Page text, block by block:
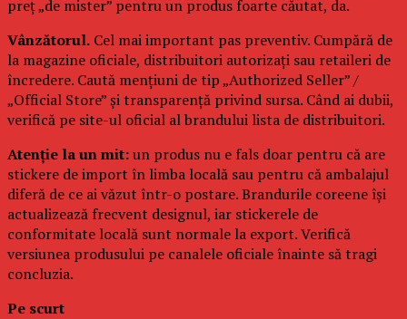
preț „de mister” pentru un produs foarte căutat, da.
Vânzătorul. Cel mai important pas preventiv. Cumpără de
la magazine oficiale, distribuitori autorizați sau retaileri de
încredere. Caută mențiuni de tip „Authorized Seller” /
„Official Store” și transparență privind sursa. Când ai dubii,
verifică pe site-ul oficial al brandului lista de distribuitori.
Atenție la un mit:un produs nu e fals doar pentru că are
stickere de import în limba locală sau pentru că ambalajul
diferă de ce ai văzut într-o postare. Brandurile coreene își
actualizează frecvent designul, iar stickerele de
conformitate locală sunt normale la export. Verifică
versiunea produsului pe canalele oficiale înainte să tragi
concluzia.
Pe scurt